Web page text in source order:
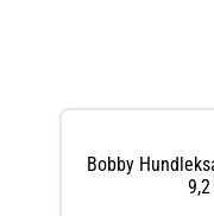
Bobby
9,2